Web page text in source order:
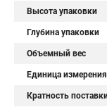
Высота упаковки
Глубина упаковки
Объемный вес
Единица измерения
Кратность